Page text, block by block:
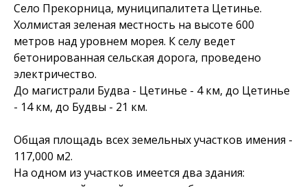
Село Прекорница, муниципалитета Цетинье.
Холмистая зеленая местность на высоте 600
метров над уровнем морея. К селу ведет
бетонированная сельская дорога, проведено
электричество.
До магистрали Будва - Цетинье - 4 км, до Цетинье
- 14 км, до Будвы - 21 км.
Общая площадь всех земельных участков имения -
117,000 м2.
На одном из участков имеется два здания: